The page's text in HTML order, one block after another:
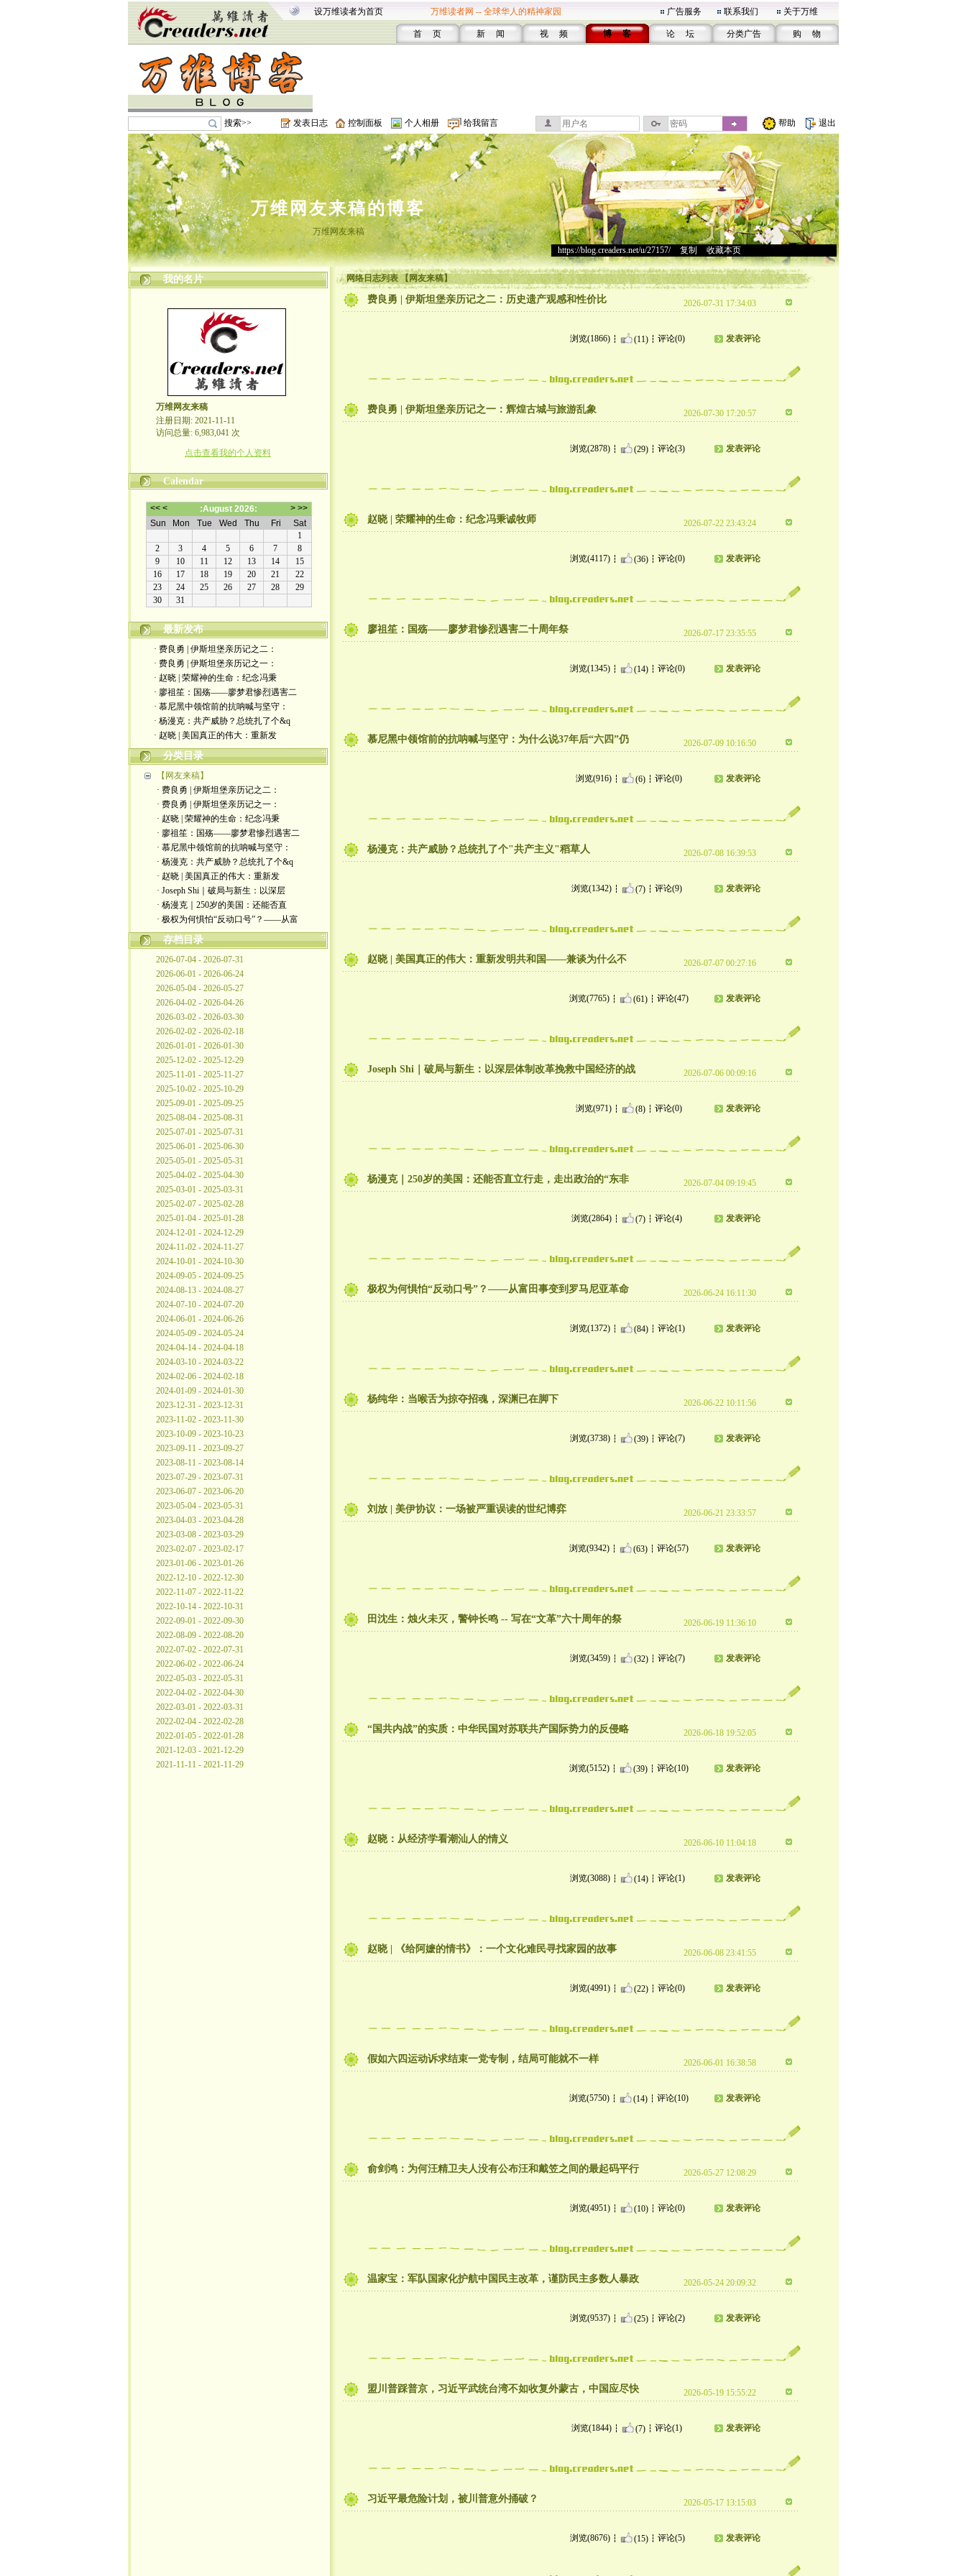
设万维读者为首页 万维读者网 -- 全球华人的精神家园 广告服务 联系我们 关于万维
首 页 新 闻 视 频 博 客 论 坛 分类广告 购 物
搜索>> 发表日志 控制面板 个人相册 给我留言 帮助 退出
万维网友来稿的博客
万维网友来稿
https://blog.creaders.net/u/27157/> 复制 收藏本页
我的名片
万维网友来稿
注册日期: 2021-11-11
访问总量: 6,983,041 次
点击查看我的个人资料
Calendar
最新发布
· 费良勇 | 伊斯坦堡亲历记之二：
· 费良勇 | 伊斯坦堡亲历记之一：
· 赵晓 | 荣耀神的生命：纪念冯秉
· 廖祖笙：国殇——廖梦君惨烈遇害二
· 慕尼黑中领馆前的抗呐喊与坚守：
· 杨漫克：共产威胁？总统扎了个&q
· 赵晓 | 美国真正的伟大：重新发
分类目录
【网友来稿】
· 费良勇 | 伊斯坦堡亲历记之二：
· 费良勇 | 伊斯坦堡亲历记之一：
· 赵晓 | 荣耀神的生命：纪念冯秉
· 廖祖笙：国殇——廖梦君惨烈遇害二
· 慕尼黑中领馆前的抗呐喊与坚守：
· 杨漫克：共产威胁？总统扎了个&q
· 赵晓 | 美国真正的伟大：重新发
· Joseph Shi｜破局与新生：以深层
· 杨漫克｜250岁的美国：还能否直
· 极权为何惧怕“反动口号”？——从富
存档目录
2026-07-04 - 2026-07-31
2026-06-01 - 2026-06-24
2026-05-04 - 2026-05-27
2026-04-02 - 2026-04-26
2026-03-02 - 2026-03-30
2026-02-02 - 2026-02-18
2026-01-01 - 2026-01-30
2025-12-02 - 2025-12-29
2025-11-01 - 2025-11-27
2025-10-02 - 2025-10-29
2025-09-01 - 2025-09-25
2025-08-04 - 2025-08-31
2025-07-01 - 2025-07-31
2025-06-01 - 2025-06-30
2025-05-01 - 2025-05-31
2025-04-02 - 2025-04-30
2025-03-01 - 2025-03-31
2025-02-07 - 2025-02-28
2025-01-04 - 2025-01-28
2024-12-01 - 2024-12-29
2024-11-02 - 2024-11-27
2024-10-01 - 2024-10-30
2024-09-05 - 2024-09-25
2024-08-13 - 2024-08-27
2024-07-10 - 2024-07-20
2024-06-01 - 2024-06-26
2024-05-09 - 2024-05-24
2024-04-14 - 2024-04-18
2024-03-10 - 2024-03-22
2024-02-06 - 2024-02-18
2024-01-09 - 2024-01-30
2023-12-31 - 2023-12-31
2023-11-02 - 2023-11-30
2023-10-09 - 2023-10-23
2023-09-11 - 2023-09-27
2023-08-11 - 2023-08-14
2023-07-29 - 2023-07-31
2023-06-07 - 2023-06-20
2023-05-04 - 2023-05-31
2023-04-03 - 2023-04-28
2023-03-08 - 2023-03-29
2023-02-07 - 2023-02-17
2023-01-06 - 2023-01-26
2022-12-10 - 2022-12-30
2022-11-07 - 2022-11-22
2022-10-14 - 2022-10-31
2022-09-01 - 2022-09-30
2022-08-09 - 2022-08-20
2022-07-02 - 2022-07-31
2022-06-02 - 2022-06-24
2022-05-03 - 2022-05-31
2022-04-02 - 2022-04-30
2022-03-01 - 2022-03-31
2022-02-04 - 2022-02-28
2022-01-05 - 2022-01-28
2021-12-03 - 2021-12-29
2021-11-11 - 2021-11-29
网络日志列表 【网友来稿】
费良勇 | 伊斯坦堡亲历记之二：历史遗产观感和性价比 2026-07-31 17:34:03
浏览(1866) (11) 评论(0) 发表评论
费良勇 | 伊斯坦堡亲历记之一：辉煌古城与旅游乱象 2026-07-30 17:20:57
浏览(2878) (29) 评论(3) 发表评论
赵晓 | 荣耀神的生命：纪念冯秉诚牧师 2026-07-22 23:43:24
浏览(4117) (36) 评论(0) 发表评论
廖祖笙：国殇——廖梦君惨烈遇害二十周年祭 2026-07-17 23:35:55
浏览(1345) (14) 评论(0) 发表评论
慕尼黑中领馆前的抗呐喊与坚守：为什么说37年后“六四”仍 2026-07-09 10:16:50
浏览(916) (6) 评论(0) 发表评论
杨漫克：共产威胁？总统扎了个"共产主义"稻草人 2026-07-08 16:39:53
浏览(1342) (7) 评论(9) 发表评论
赵晓 | 美国真正的伟大：重新发明共和国——兼谈为什么不 2026-07-07 00:27:16
浏览(7765) (61) 评论(47) 发表评论
Joseph Shi｜破局与新生：以深层体制改革挽救中国经济的战 2026-07-06 00:09:16
浏览(971) (8) 评论(0) 发表评论
杨漫克｜250岁的美国：还能否直立行走，走出政治的“东非 2026-07-04 09:19:45
浏览(2864) (7) 评论(4) 发表评论
极权为何惧怕“反动口号”？——从富田事变到罗马尼亚革命 2026-06-24 16:11:30
浏览(1372) (84) 评论(1) 发表评论
杨纯华：当喉舌为掠夺招魂，深渊已在脚下 2026-06-22 10:11:56
浏览(3738) (39) 评论(7) 发表评论
刘放 | 美伊协议：一场被严重误读的世纪博弈 2026-06-21 23:33:57
浏览(9342) (63) 评论(57) 发表评论
田沈生：烛火未灭，警钟长鸣 -- 写在“文革”六十周年的祭 2026-06-19 11:36:10
浏览(3459) (32) 评论(7) 发表评论
“国共内战”的实质：中华民国对苏联共产国际势力的反侵略 2026-06-18 19:52:05
浏览(5152) (39) 评论(10) 发表评论
赵晓：从经济学看潮汕人的情义 2026-06-10 11:04:18
浏览(3088) (14) 评论(1) 发表评论
赵晓 | 《给阿嬷的情书》：一个文化难民寻找家园的故事 2026-06-08 23:41:55
浏览(4991) (22) 评论(0) 发表评论
假如六四运动诉求结束一党专制，结局可能就不一样 2026-06-01 16:38:58
浏览(5750) (14) 评论(10) 发表评论
俞剑鸿：为何汪精卫夫人没有公布汪和戴笠之间的最起码平行 2026-05-27 12:08:29
浏览(4951) (10) 评论(0) 发表评论
温家宝：军队国家化护航中国民主改革，谨防民主多数人暴政 2026-05-24 20:09:32
浏览(9537) (25) 评论(2) 发表评论
盟川普踩普京，习近平武统台湾不如收复外蒙古，中国应尽快 2026-05-19 15:55:22
浏览(1844) (7) 评论(1) 发表评论
习近平最危险计划，被川普意外捅破？ 2026-05-17 13:15:03
浏览(8676) (15) 评论(5) 发表评论